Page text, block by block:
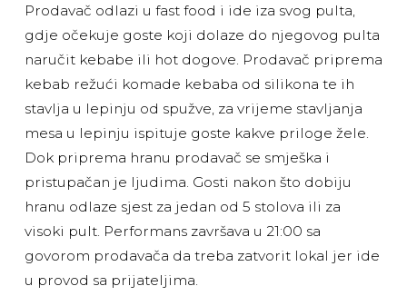
Prodavač odlazi u fast food i ide iza svog pulta,
gdje očekuje goste koji dolaze do njegovog pulta
naručit kebabe ili hot dogove. Prodavač priprema
kebab režući komade kebaba od silikona te ih
stavlja u lepinju od spužve, za vrijeme stavljanja
mesa u lepinju ispituje goste kakve priloge žele.
Dok priprema hranu prodavač se smješka i
pristupačan je ljudima. Gosti nakon što dobiju
hranu odlaze sjest za jedan od 5 stolova ili za
visoki pult. Performans završava u 21:00 sa
govorom prodavača da treba zatvorit lokal jer ide
u provod sa prijateljima.